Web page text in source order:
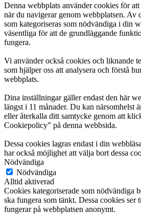
Denna webbplats använder cookies för
när du navigerar genom webbplatsen. Av
som kategoriseras som nödvändiga i din
väsentliga för att de grundläggande
fungera.
Vi använder också cookies och liknande
som hjälper oss att analysera och förstå
webbplats.
Dina inställningar gäller endast den här
längst i 11 månader. Du kan närsomhelst
eller återkalla ditt samtycke genom att
Cookiepolicy” på denna webbsida.
Dessa cookies lagras endast i din
har också möjlighet att välja bort dessa
Nödvändiga
Nödvändiga
Alltid aktiverad
Cookies kategoriserade som nödvändiga
ska fungera som tänkt. Dessa cookies
fungerar på webbplatsen anonymt.